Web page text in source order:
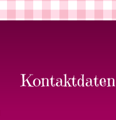
Kontaktdaten